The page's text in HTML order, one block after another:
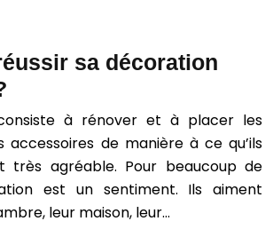
sa décoration
à rénover et à placer les
accessoires de manière à ce qu’ils
très agréable. Pour beaucoup de
est un sentiment. Ils aiment
leur maison, leur…